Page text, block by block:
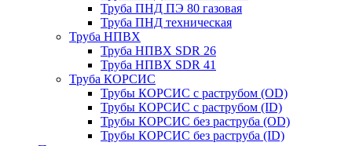
Труба ПНД ПЭ 80 газовая
Труба ПНД техническая
Труба НПВХ
Труба НПВХ SDR 26
Труба НПВХ SDR 41
Труба КОРСИС
Трубы КОРСИС с раструбом (OD)
Трубы КОРСИС с раструбом (ID)
Трубы КОРСИС без раструба (OD)
Трубы КОРСИС без раструба (ID)